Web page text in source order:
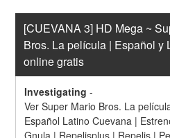
[CUEVANA 3] HD Mega ~
Bros. La película | Español y
online gratis
Investigating -
Ver Super Mario Bros. La
Español Latino Cuevana |